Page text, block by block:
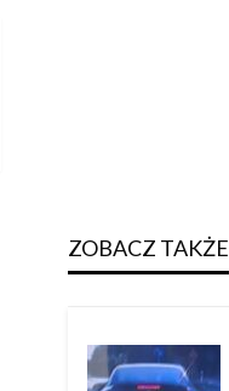
ZOBACZ TAKŻE